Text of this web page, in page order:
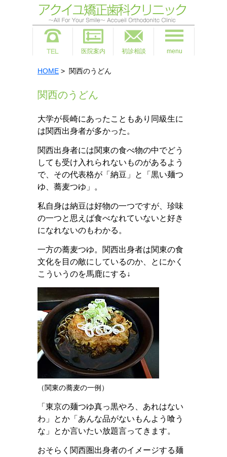
医院案内 初診相談 menu
HOME > 関西のうどん
関西のうどん
大学が長崎にあったこともあり同級生に
は関西出身者が多かった。
関西出身者には関東の食べ物の中でどう
しても受け入れられないものがあるよう
で、その代表格が「納豆」と「黒い麺つ
ゆ、蕎麦つゆ」。
私自身は納豆は好物の一つですが、珍味
の一つと思えば食べなれていないと好き
になれないのもわかる。
一方の蕎麦つゆ。関西出身者は関東の食
文化を目の敵にしているのか、とにかく
こういうのを馬鹿にする↓
（関東の蕎麦の一例）
「東京の麺つゆ真っ黒やろ、あれはない
わ」とか「あんな品がないもんよう喰う
な」とか言いたい放題言ってきます。
おそらく関西圏出身者のイメージする麺